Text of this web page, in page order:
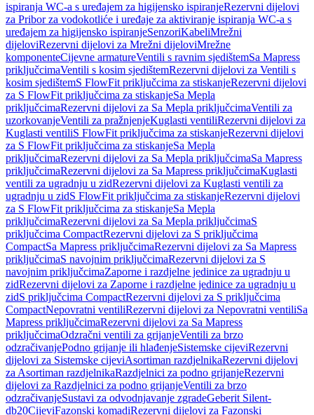
ispiranja WC-a s uređajem za higijensko ispiranjeRezervni dijelovi
za Pribor za vodokotliće i uređaje za aktiviranje ispiranja WC-a s
uređajem za higijensko ispiranjeSenzoriKabeliMrežni
dijeloviRezervni dijelovi za Mrežni dijeloviMrežne
komponenteCijevne armatureVentili s ravnim sjedištemSa Mapress
priključcimaVentili s kosim sjedištemRezervni dijelovi za Ventili s
kosim sjedištemS FlowFit priključcima za stiskanjeRezervni dijelovi
za S FlowFit priključcima za stiskanjeSa Mepla
priključcimaRezervni dijelovi za Sa Mepla priključcimaVentili za
uzorkovanjeVentili za pražnjenjeKuglasti ventiliRezervni dijelovi za
Kuglasti ventiliS FlowFit priključcima za stiskanjeRezervni dijelovi
za S FlowFit priključcima za stiskanjeSa Mepla
priključcimaRezervni dijelovi za Sa Mepla priključcimaSa Mapress
priključcimaRezervni dijelovi za Sa Mapress priključcimaKuglasti
ventili za ugradnju u zidRezervni dijelovi za Kuglasti ventili za
ugradnju u zidS FlowFit priključcima za stiskanjeRezervni dijelovi
za S FlowFit priključcima za stiskanjeSa Mepla
priključcimaRezervni dijelovi za Sa Mepla priključcimaS
priključcima CompactRezervni dijelovi za S priključcima
CompactSa Mapress priključcimaRezervni dijelovi za Sa Mapress
priključcimaS navojnim priključcimaRezervni dijelovi za S
navojnim priključcimaZaporne i razdjelne jedinice za ugradnju u
zidRezervni dijelovi za Zaporne i razdjelne jedinice za ugradnju u
zidS priključcima CompactRezervni dijelovi za S priključcima
CompactNepovratni ventiliRezervni dijelovi za Nepovratni ventiliSa
Mapress priključcimaRezervni dijelovi za Sa Mapress
priključcimaOdzračni ventili za grijanjeVentili za brzo
odzračivanjePodno grijanje ili hlađenjeSistemske cijeviRezervni
dijelovi za Sistemske cijeviAsortiman razdjelnikaRezervni dijelovi
za Asortiman razdjelnikaRazdjelnici za podno grijanjeRezervni
dijelovi za Razdjelnici za podno grijanjeVentili za brzo
odzračivanjeSustavi za odvodnjavanje zgradeGeberit Silent-
db20CijeviFazonski komadiRezervni dijelovi za Fazonski